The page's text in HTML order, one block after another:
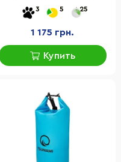
3 5 25
1 175 грн.
Купить